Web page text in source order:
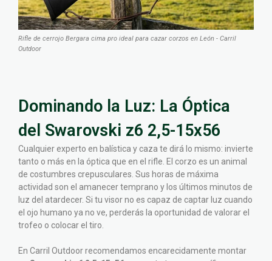
Rifle de cerrojo Bergara cima pro ideal para cazar corzos en León - Carril
Outdoor
Dominando la Luz: La Óptica
del Swarovski z6 2,5-15x56
Cualquier experto en balística y caza te dirá lo mismo: invierte
tanto o más en la óptica que en el rifle. El corzo es un animal
de costumbres crepusculares. Sus horas de máxima
actividad son el amanecer temprano y los últimos minutos de
luz del atardecer. Si tu visor no es capaz de captar luz cuando
el ojo humano ya no ve, perderás la oportunidad de valorar el
trofeo o colocar el tiro.
En Carril Outdoor recomendamos encarecidamente montar